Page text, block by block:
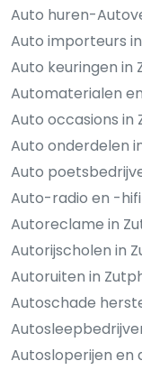
Auto huren-
Auto importeurs
Auto keuringen in
Automaterialen
Auto occasions in
Auto onderdelen
Auto
Auto-radio en -
Autoreclame in
Autorijscholen in
Autoruiten in
Autoschade
Autosloperijen en